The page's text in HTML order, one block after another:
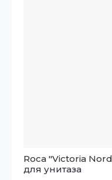
Roca "Victoria
для унитаза